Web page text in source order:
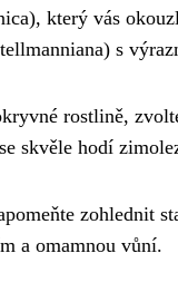
který vás
s
rostlině,
skvěle hodí
zohlednit
a omamnou vůní.